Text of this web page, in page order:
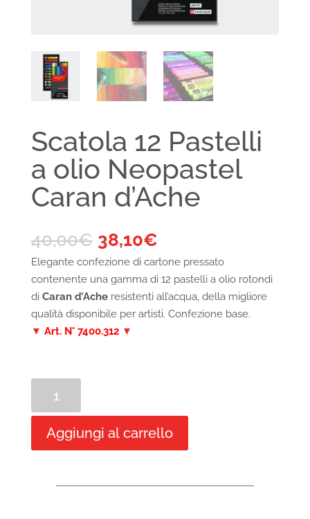
Scatola 12 Pastelli
a olio Neopastel
Caran d’Ache
40,00€ 38,10€
Elegante confezione di cartone pressato
contenente una gamma di 12 pastelli a olio rotondi
di Caran d’Acheresistenti all’acqua, della migliore
qualità disponibile per artisti. Confezione base.
▼ Art. N° 7400.312▼
Pastelli
Caran
Aggiungi al carrello